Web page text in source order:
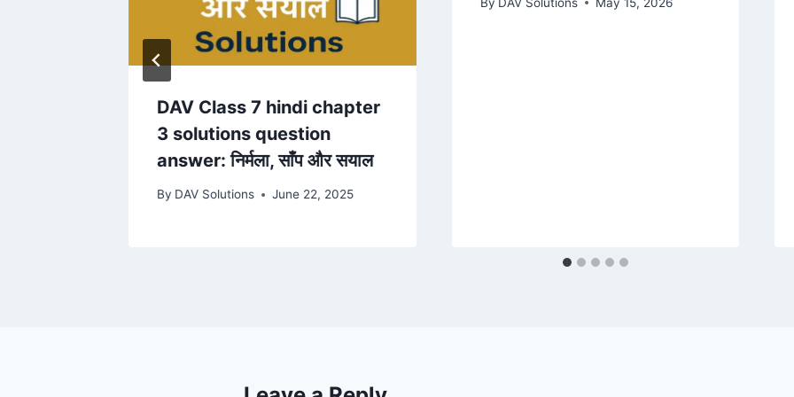
DAV Class 7 hindi chapter
3 solutions question
answer: निर्मला, साँप और सयाल
By DAV Solutions June 22, 2025